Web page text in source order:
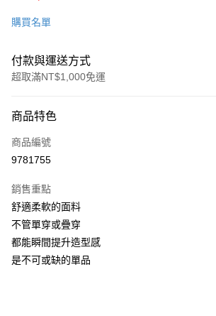
購買名單
付款與運送方式
超取滿NT$1,000免運
信用卡一次付款
超商取貨付款
Apple Pay
悠遊付
ATM付款
商品特色
商品編號
9781755
銷售重點
舒適柔軟的面料
不管單穿或疊穿
都能瞬間提升造型感
是不可或缺的單品